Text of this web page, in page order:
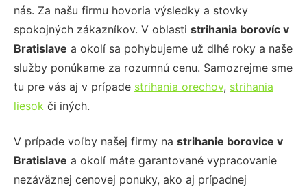
nás. Za našu firmu hovoria výsledky a stovky
spokojných zákazníkov. V oblasti strihania borovíc v
Bratislave a okolí sa pohybujeme už dlhé roky a naše
služby ponúkame za rozumnú cenu. Samozrejme sme
tu pre vás aj v prípade strihania orechov, strihania
liesok či iných.
V prípade voľby našej firmy na strihanie borovice v
Bratislave a okolí máte garantované vypracovanie
nezáväznej cenovej ponuky, ako aj prípadnej